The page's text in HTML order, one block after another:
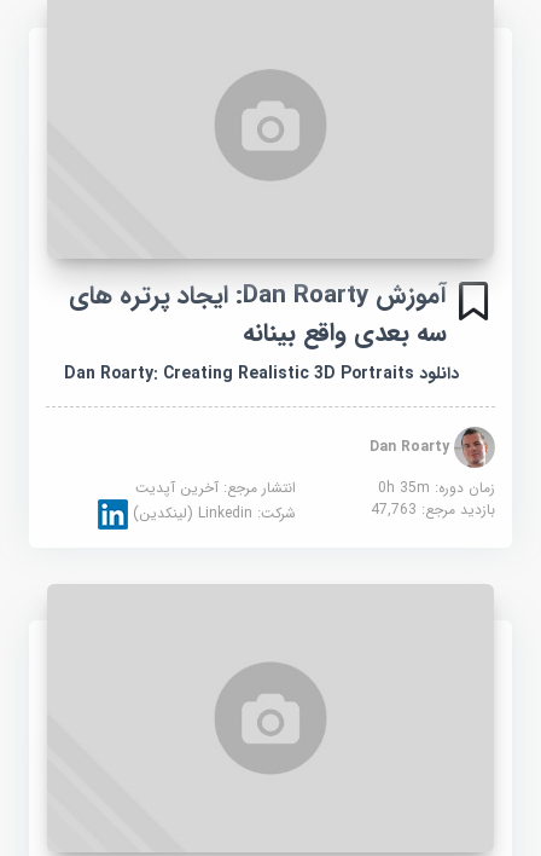
آموزش Dan Roarty: ایجاد پرتره های
سه بعدی واقع بینانه
دانلود Dan Roarty: Creating Realistic 3D Portraits
Dan Roarty
زمان دوره: 0h 35m
انتشار مرجع:آخرین آپدیت
بازدید مرجع:47,763 شرکت:Linkedin (لینکدین)